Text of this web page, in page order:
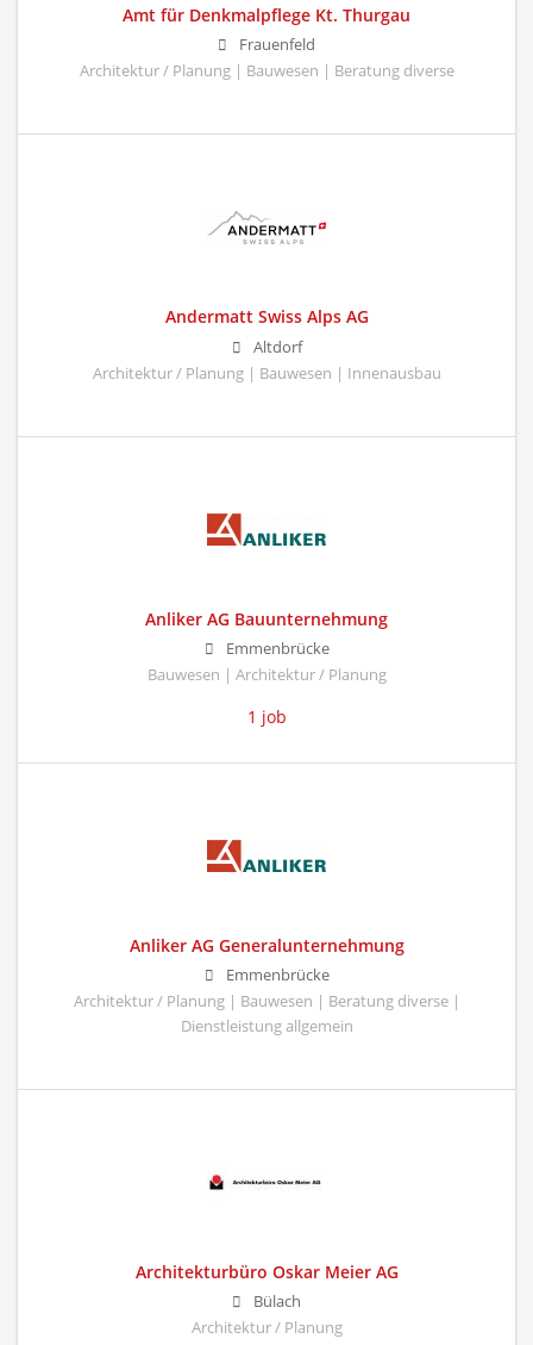
Amt für Denkmalpflege Kt. Thurgau
Frauenfeld
Architektur / Planung | Bauwesen | Beratung diverse
Andermatt Swiss Alps AG
Altdorf
Architektur / Planung | Bauwesen | Innenausbau
Anliker AG Bauunternehmung
Emmenbrücke
Bauwesen | Architektur / Planung
1 job
Anliker AG Generalunternehmung
Emmenbrücke
Architektur / Planung | Bauwesen | Beratung diverse |
Dienstleistung allgemein
Architekturbüro Oskar Meier AG
Bülach
Architektur / Planung